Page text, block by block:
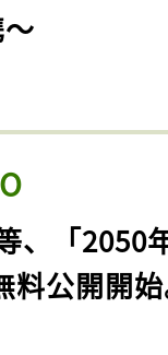
、「2050
料公開開